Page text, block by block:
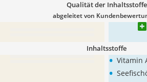
Qualität der Inhaltsstoffe
abgeleitet von
Inhaltsstoffe
• Vitamin
•